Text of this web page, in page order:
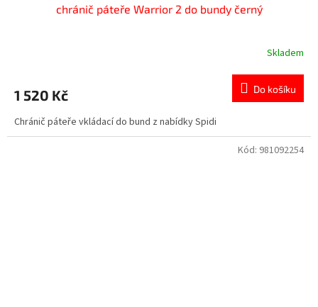
chránič páteře Warrior 2 do bundy černý
Skladem
1 520 Kč Do košíku
Chránič páteře vkládací do bund z nabídky Spidi
Kód: 981092254